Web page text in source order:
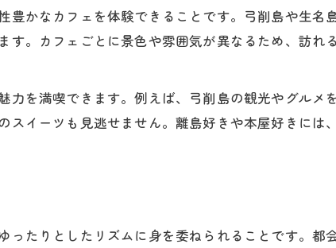
島町産食材の美味しさ
ェの贅沢な組み合わせ
わう上島町の旬の味覚
フェのおいしいひととき
う本屋のような空間体験
かなカフェを体験できることです。弓削島や生名
。カフェごとに景色や雰囲気が異なるため、訪れ
を満喫できます。例えば、弓削島の観光やグルメ
イーツも見逃せません。離島好きや本屋好きには
たりとしたリズムに身を委ねられることです。都